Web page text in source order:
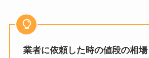
業者に依頼した時の値段の相